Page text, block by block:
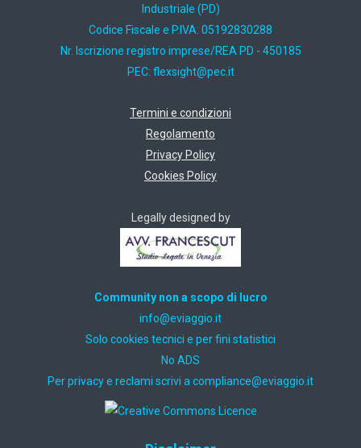
Industriale (PD)
Codice Fiscale e P.IVA: 05192830288
Nr. Iscrizione registro imprese/REA PD - 450185
PEC: ti.cep@thgisxelf
Termini e condizioni
Regolamento
Privacy Policy
Cookies Policy
Legally designed by
Community non a scopo di lucro
ti.oiggaive@ofni
Solo cookies tecnici e per fini statistici
No ADS
Per privacy e reclami scrivi a ti.oiggaive@ecnailpmoc